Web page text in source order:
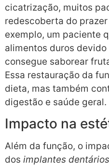
cicatrização, muitos
redescoberta do
exemplo, um paciente
alimentos duros
consegue saborear
Essa restauração da
dieta, mas também
digestão e saúde geral.
Impacto na
Além da função, o
dos implantes dentários